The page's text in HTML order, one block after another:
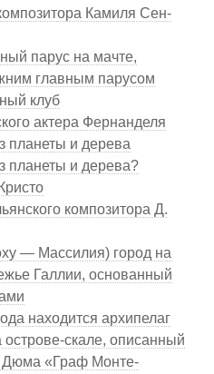
Камиля Сен-
парус на мачте,
главным парусом
клуб
актера Фернанделя
планеты и дерева
планеты и дерева?
композитора Д.
— Массилия) город на
Галлии, основанный
находится архипелаг
скале, описанный
Дюма «Граф Монте-